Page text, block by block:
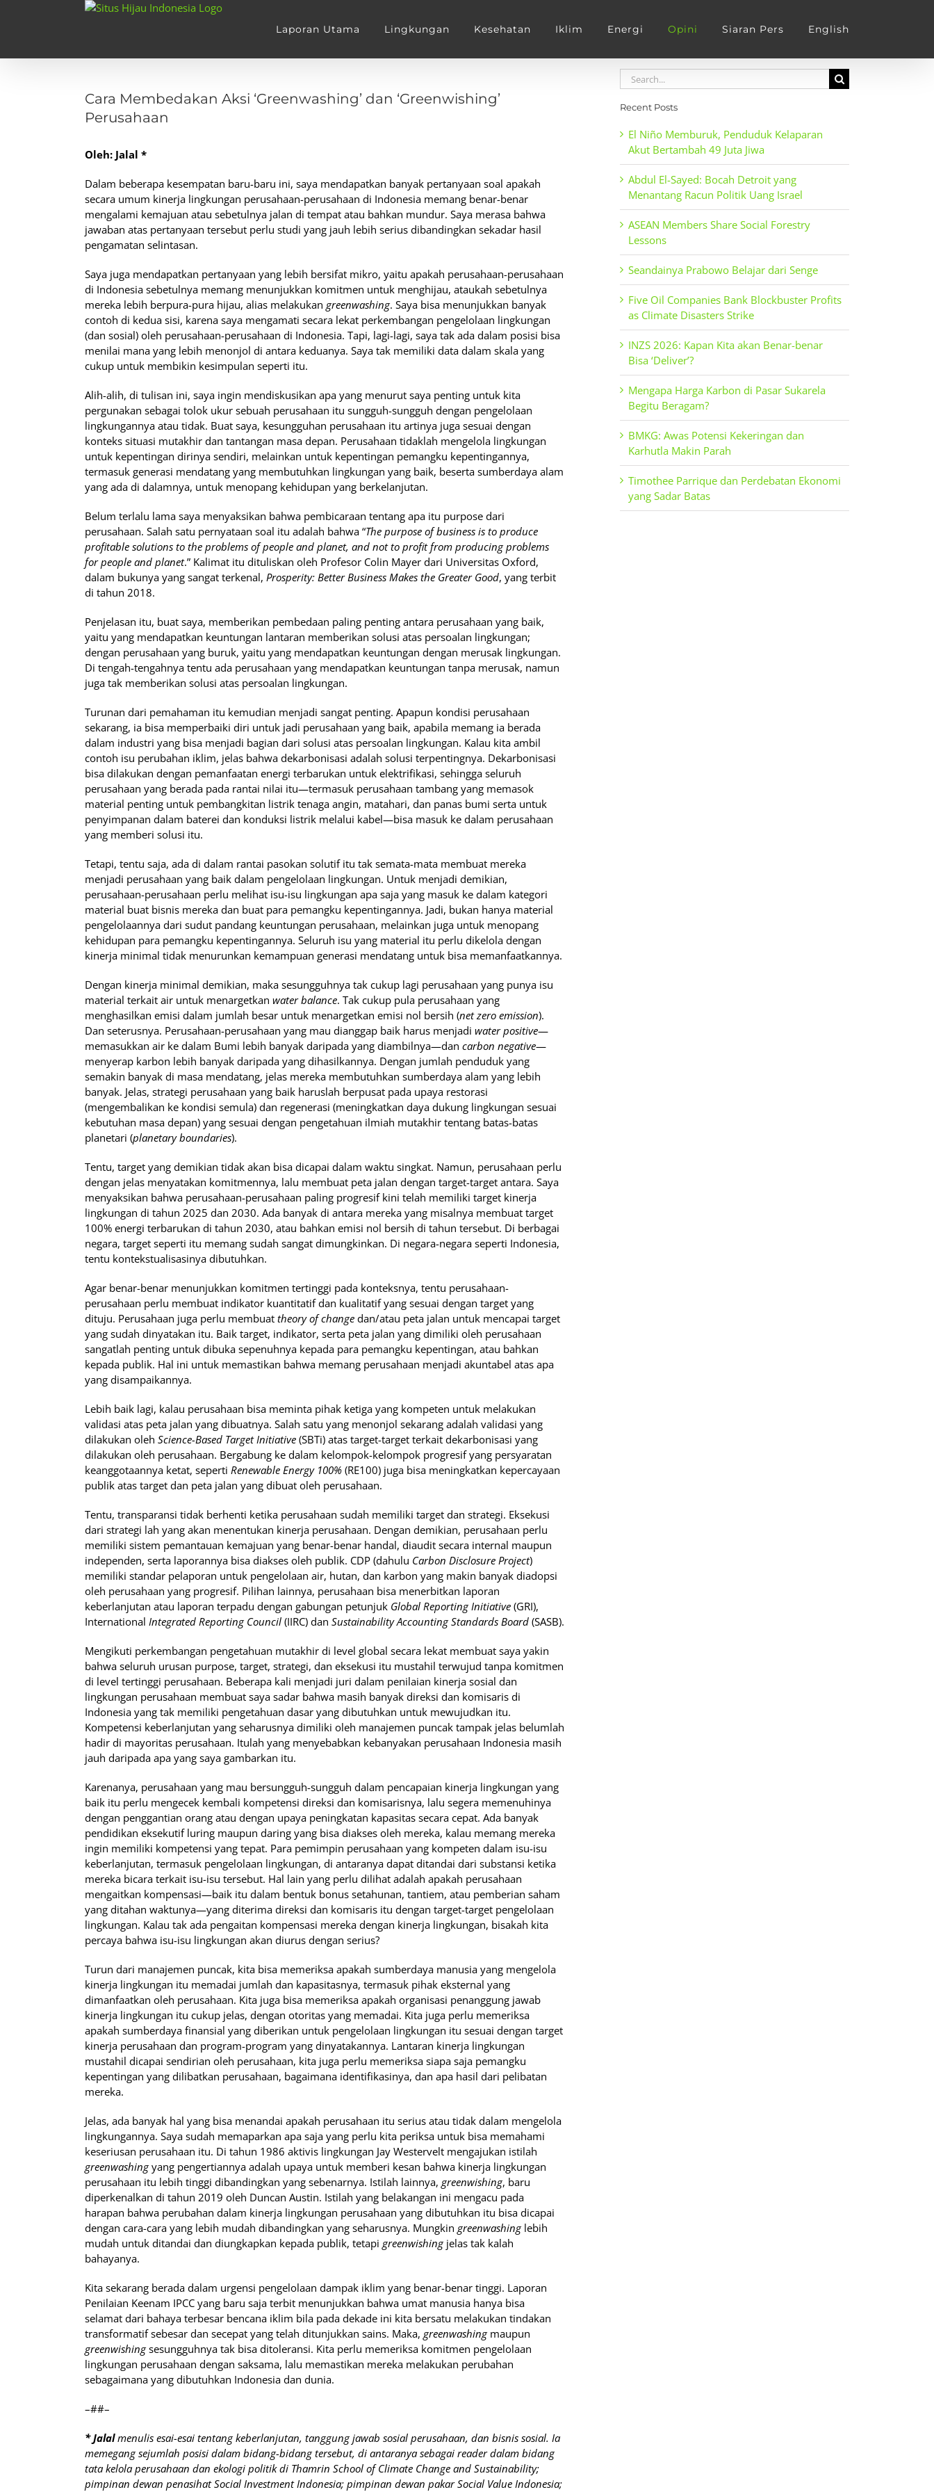
Laporan Utama Lingkungan Kesehatan Iklim Energi Opini Siaran Pers English
Larger
Image
Cara Membedakan Aksi ‘Greenwashing’ dan ‘Greenwishing’
Perusahaan
Oleh: Jalal *
Dalam beberapa kesempatan baru-baru ini, saya mendapatkan banyak pertanyaan soal apakah
secara umum kinerja lingkungan perusahaan-perusahaan di Indonesia memang benar-benar
mengalami kemajuan atau sebetulnya jalan di tempat atau bahkan mundur. Saya merasa bahwa
jawaban atas pertanyaan tersebut perlu studi yang jauh lebih serius dibandingkan sekadar hasil
pengamatan selintasan.
Saya juga mendapatkan pertanyaan yang lebih bersifat mikro, yaitu apakah perusahaan-perusahaan
di Indonesia sebetulnya memang menunjukkan komitmen untuk menghijau, ataukah sebetulnya
mereka lebih berpura-pura hijau, alias melakukan greenwashing. Saya bisa menunjukkan banyak
contoh di kedua sisi, karena saya mengamati secara lekat perkembangan pengelolaan lingkungan
(dan sosial) oleh perusahaan-perusahaan di Indonesia. Tapi, lagi-lagi, saya tak ada dalam posisi bisa
menilai mana yang lebih menonjol di antara keduanya. Saya tak memiliki data dalam skala yang
cukup untuk membikin kesimpulan seperti itu.
Alih-alih, di tulisan ini, saya ingin mendiskusikan apa yang menurut saya penting untuk kita
pergunakan sebagai tolok ukur sebuah perusahaan itu sungguh-sungguh dengan pengelolaan
lingkungannya atau tidak. Buat saya, kesungguhan perusahaan itu artinya juga sesuai dengan
konteks situasi mutakhir dan tantangan masa depan. Perusahaan tidaklah mengelola lingkungan
untuk kepentingan dirinya sendiri, melainkan untuk kepentingan pemangku kepentingannya,
termasuk generasi mendatang yang membutuhkan lingkungan yang baik, beserta sumberdaya alam
yang ada di dalamnya, untuk menopang kehidupan yang berkelanjutan.
Belum terlalu lama saya menyaksikan bahwa pembicaraan tentang apa itu purpose dari
perusahaan. Salah satu pernyataan soal itu adalah bahwa “The purpose of business is to produce
profitable solutions to the problems of people and planet, and not to profit from producing problems
for people and planet.” Kalimat itu dituliskan oleh Profesor Colin Mayer dari Universitas Oxford,
dalam bukunya yang sangat terkenal, Prosperity: Better Business Makes the Greater Good, yang terbit
di tahun 2018.
Penjelasan itu, buat saya, memberikan pembedaan paling penting antara perusahaan yang baik,
yaitu yang mendapatkan keuntungan lantaran memberikan solusi atas persoalan lingkungan;
dengan perusahaan yang buruk, yaitu yang mendapatkan keuntungan dengan merusak lingkungan.
Di tengah-tengahnya tentu ada perusahaan yang mendapatkan keuntungan tanpa merusak, namun
juga tak memberikan solusi atas persoalan lingkungan.
Turunan dari pemahaman itu kemudian menjadi sangat penting. Apapun kondisi perusahaan
sekarang, ia bisa memperbaiki diri untuk jadi perusahaan yang baik, apabila memang ia berada
dalam industri yang bisa menjadi bagian dari solusi atas persoalan lingkungan. Kalau kita ambil
contoh isu perubahan iklim, jelas bahwa dekarbonisasi adalah solusi terpentingnya. Dekarbonisasi
bisa dilakukan dengan pemanfaatan energi terbarukan untuk elektrifikasi, sehingga seluruh
perusahaan yang berada pada rantai nilai itu—termasuk perusahaan tambang yang memasok
material penting untuk pembangkitan listrik tenaga angin, matahari, dan panas bumi serta untuk
penyimpanan dalam baterei dan konduksi listrik melalui kabel—bisa masuk ke dalam perusahaan
yang memberi solusi itu.
Tetapi, tentu saja, ada di dalam rantai pasokan solutif itu tak semata-mata membuat mereka
menjadi perusahaan yang baik dalam pengelolaan lingkungan. Untuk menjadi demikian,
perusahaan-perusahaan perlu melihat isu-isu lingkungan apa saja yang masuk ke dalam kategori
material buat bisnis mereka dan buat para pemangku kepentingannya. Jadi, bukan hanya material
pengelolaannya dari sudut pandang keuntungan perusahaan, melainkan juga untuk menopang
kehidupan para pemangku kepentingannya. Seluruh isu yang material itu perlu dikelola dengan
kinerja minimal tidak menurunkan kemampuan generasi mendatang untuk bisa memanfaatkannya.
Dengan kinerja minimal demikian, maka sesungguhnya tak cukup lagi perusahaan yang punya isu
material terkait air untuk menargetkan water balance. Tak cukup pula perusahaan yang
menghasilkan emisi dalam jumlah besar untuk menargetkan emisi nol bersih (net zero emission).
Dan seterusnya. Perusahaan-perusahaan yang mau dianggap baik harus menjadi water positive—
memasukkan air ke dalam Bumi lebih banyak daripada yang diambilnya—dan carbon negative—
menyerap karbon lebih banyak daripada yang dihasilkannya. Dengan jumlah penduduk yang
semakin banyak di masa mendatang, jelas mereka membutuhkan sumberdaya alam yang lebih
banyak. Jelas, strategi perusahaan yang baik haruslah berpusat pada upaya restorasi
(mengembalikan ke kondisi semula) dan regenerasi (meningkatkan daya dukung lingkungan sesuai
kebutuhan masa depan) yang sesuai dengan pengetahuan ilmiah mutakhir tentang batas-batas
planetari (planetary boundaries).
Tentu, target yang demikian tidak akan bisa dicapai dalam waktu singkat. Namun, perusahaan perlu
dengan jelas menyatakan komitmennya, lalu membuat peta jalan dengan target-target antara. Saya
menyaksikan bahwa perusahaan-perusahaan paling progresif kini telah memiliki target kinerja
lingkungan di tahun 2025 dan 2030. Ada banyak di antara mereka yang misalnya membuat target
100% energi terbarukan di tahun 2030, atau bahkan emisi nol bersih di tahun tersebut. Di berbagai
negara, target seperti itu memang sudah sangat dimungkinkan. Di negara-negara seperti Indonesia,
tentu kontekstualisasinya dibutuhkan.
Agar benar-benar menunjukkan komitmen tertinggi pada konteksnya, tentu perusahaan-
perusahaan perlu membuat indikator kuantitatif dan kualitatif yang sesuai dengan target yang
dituju. Perusahaan juga perlu membuat theory of change dan/atau peta jalan untuk mencapai target
yang sudah dinyatakan itu. Baik target, indikator, serta peta jalan yang dimiliki oleh perusahaan
sangatlah penting untuk dibuka sepenuhnya kepada para pemangku kepentingan, atau bahkan
kepada publik. Hal ini untuk memastikan bahwa memang perusahaan menjadi akuntabel atas apa
yang disampaikannya.
Lebih baik lagi, kalau perusahaan bisa meminta pihak ketiga yang kompeten untuk melakukan
validasi atas peta jalan yang dibuatnya. Salah satu yang menonjol sekarang adalah validasi yang
dilakukan oleh Science-Based Target Initiative (SBTi) atas target-target terkait dekarbonisasi yang
dilakukan oleh perusahaan. Bergabung ke dalam kelompok-kelompok progresif yang persyaratan
keanggotaannya ketat, seperti Renewable Energy 100% (RE100) juga bisa meningkatkan kepercayaan
publik atas target dan peta jalan yang dibuat oleh perusahaan.
Tentu, transparansi tidak berhenti ketika perusahaan sudah memiliki target dan strategi. Eksekusi
dari strategi lah yang akan menentukan kinerja perusahaan. Dengan demikian, perusahaan perlu
memiliki sistem pemantauan kemajuan yang benar-benar handal, diaudit secara internal maupun
independen, serta laporannya bisa diakses oleh publik. CDP (dahulu Carbon Disclosure Project)
memiliki standar pelaporan untuk pengelolaan air, hutan, dan karbon yang makin banyak diadopsi
oleh perusahaan yang progresif. Pilihan lainnya, perusahaan bisa menerbitkan laporan
keberlanjutan atau laporan terpadu dengan gabungan petunjuk Global Reporting Initiative (GRI),
International Integrated Reporting Council (IIRC) dan Sustainability Accounting Standards Board (SASB).
Mengikuti perkembangan pengetahuan mutakhir di level global secara lekat membuat saya yakin
bahwa seluruh urusan purpose, target, strategi, dan eksekusi itu mustahil terwujud tanpa komitmen
di level tertinggi perusahaan. Beberapa kali menjadi juri dalam penilaian kinerja sosial dan
lingkungan perusahaan membuat saya sadar bahwa masih banyak direksi dan komisaris di
Indonesia yang tak memiliki pengetahuan dasar yang dibutuhkan untuk mewujudkan itu.
Kompetensi keberlanjutan yang seharusnya dimiliki oleh manajemen puncak tampak jelas belumlah
hadir di mayoritas perusahaan. Itulah yang menyebabkan kebanyakan perusahaan Indonesia masih
jauh daripada apa yang saya gambarkan itu.
Karenanya, perusahaan yang mau bersungguh-sungguh dalam pencapaian kinerja lingkungan yang
baik itu perlu mengecek kembali kompetensi direksi dan komisarisnya, lalu segera memenuhinya
dengan penggantian orang atau dengan upaya peningkatan kapasitas secara cepat. Ada banyak
pendidikan eksekutif luring maupun daring yang bisa diakses oleh mereka, kalau memang mereka
ingin memiliki kompetensi yang tepat. Para pemimpin perusahaan yang kompeten dalam isu-isu
keberlanjutan, termasuk pengelolaan lingkungan, di antaranya dapat ditandai dari substansi ketika
mereka bicara terkait isu-isu tersebut. Hal lain yang perlu dilihat adalah apakah perusahaan
mengaitkan kompensasi—baik itu dalam bentuk bonus setahunan, tantiem, atau pemberian saham
yang ditahan waktunya—yang diterima direksi dan komisaris itu dengan target-target pengelolaan
lingkungan. Kalau tak ada pengaitan kompensasi mereka dengan kinerja lingkungan, bisakah kita
percaya bahwa isu-isu lingkungan akan diurus dengan serius?
Turun dari manajemen puncak, kita bisa memeriksa apakah sumberdaya manusia yang mengelola
kinerja lingkungan itu memadai jumlah dan kapasitasnya, termasuk pihak eksternal yang
dimanfaatkan oleh perusahaan. Kita juga bisa memeriksa apakah organisasi penanggung jawab
kinerja lingkungan itu cukup jelas, dengan otoritas yang memadai. Kita juga perlu memeriksa
apakah sumberdaya finansial yang diberikan untuk pengelolaan lingkungan itu sesuai dengan target
kinerja perusahaan dan program-program yang dinyatakannya. Lantaran kinerja lingkungan
mustahil dicapai sendirian oleh perusahaan, kita juga perlu memeriksa siapa saja pemangku
kepentingan yang dilibatkan perusahaan, bagaimana identifikasinya, dan apa hasil dari pelibatan
mereka.
Jelas, ada banyak hal yang bisa menandai apakah perusahaan itu serius atau tidak dalam mengelola
lingkungannya. Saya sudah memaparkan apa saja yang perlu kita periksa untuk bisa memahami
keseriusan perusahaan itu. Di tahun 1986 aktivis lingkungan Jay Westervelt mengajukan istilah
greenwashingyang pengertiannya adalah upaya untuk memberi kesan bahwa kinerja lingkungan
perusahaan itu lebih tinggi dibandingkan yang sebenarnya. Istilah lainnya, greenwishing, baru
diperkenalkan di tahun 2019 oleh Duncan Austin. Istilah yang belakangan ini mengacu pada
harapan bahwa perubahan dalam kinerja lingkungan perusahaan yang dibutuhkan itu bisa dicapai
dengan cara-cara yang lebih mudah dibandingkan yang seharusnya. Mungkin greenwashinglebih
mudah untuk ditandai dan diungkapkan kepada publik, tetapi greenwishingjelas tak kalah
bahayanya.
Kita sekarang berada dalam urgensi pengelolaan dampak iklim yang benar-benar tinggi. Laporan
Penilaian Keenam IPCC yang baru saja terbit menunjukkan bahwa umat manusia hanya bisa
selamat dari bahaya terbesar bencana iklim bila pada dekade ini kita bersatu melakukan tindakan
transformatif sebesar dan secepat yang telah ditunjukkan sains. Maka, greenwashingmaupun
greenwishingsesungguhnya tak bisa ditoleransi. Kita perlu memeriksa komitmen pengelolaan
lingkungan perusahaan dengan saksama, lalu memastikan mereka melakukan perubahan
sebagaimana yang dibutuhkan Indonesia dan dunia.
–##–
* Jalalmenulis esai-esai tentang keberlanjutan, tanggung jawab sosial perusahaan, dan bisnis sosial. Ia
memegang sejumlah posisi dalam bidang-bidang tersebut, di antaranya sebagai reader dalam bidang
tata kelola perusahaan dan ekologi politik di Thamrin School of Climate Change and Sustainability;
pimpinan dewan penasihat Social Investment Indonesia; pimpinan dewan pakar Social Value Indonesia;
Search
for:
Recent Posts
El Niño Memburuk, Penduduk Kelaparan
Akut Bertambah 49 Juta Jiwa
Abdul El-Sayed: Bocah Detroit yang
Menantang Racun Politik Uang Israel
ASEAN Members Share Social Forestry
Lessons
Seandainya Prabowo Belajar dari Senge
Five Oil Companies Bank Blockbuster Profits
as Climate Disasters Strike
INZS 2026: Kapan Kita akan Benar-benar
Bisa ‘Deliver’?
Mengapa Harga Karbon di Pasar Sukarela
Begitu Beragam?
BMKG: Awas Potensi Kekeringan dan
Karhutla Makin Parah
Timothee Parrique dan Perdebatan Ekonomi
yang Sadar Batas